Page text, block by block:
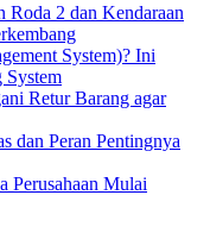
Roda 2 dan Kendaraan
System)? Ini
System
Retur Barang agar
dan Peran Pentingnya
Perusahaan Mulai